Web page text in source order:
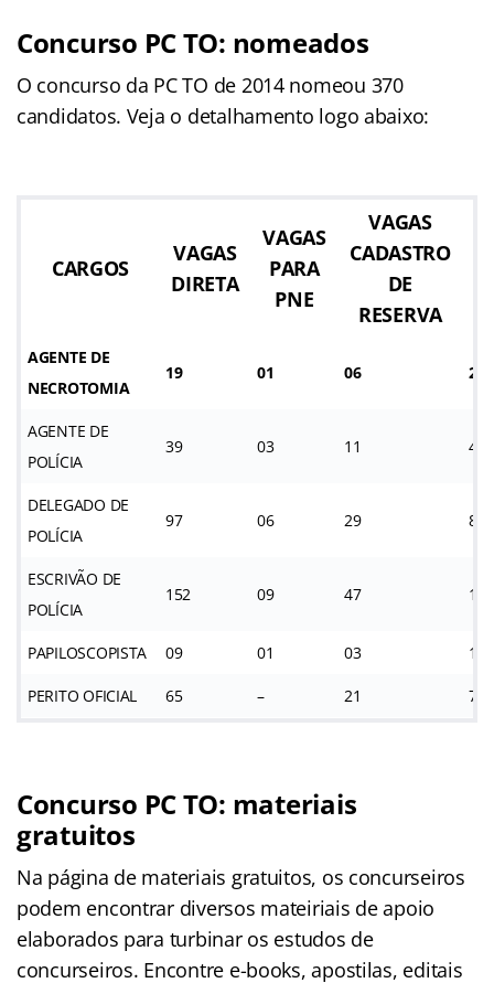
Concurso PC TO: nomeados
O concurso da PC TO de 2014 nomeou 370
candidatos. Veja o detalhamento logo abaixo:
CARGOS
VAGAS
DIRETA
VAGAS
PARA
PNE
VAGAS
CADASTRO
DE
RESERVA
AGENTE DE
NECROTOMIA
19 01 06 26
AGENTE DE
POLÍCIA
39 03 11 46
DELEGADO DE
POLÍCIA
97 06 29 88
ESCRIVÃO DE
POLÍCIA
152 09 47 125
PAPILOSCOPISTA 09 01 03 14
PERITO OFICIAL 65 – 21 71
Concurso PC TO: materiais
gratuitos
Na página de materiais gratuitos, os concurseiros
podem encontrar diversos mateiriais de apoio
elaborados para turbinar os estudos de
concurseiros. Encontre e-books, apostilas, editais